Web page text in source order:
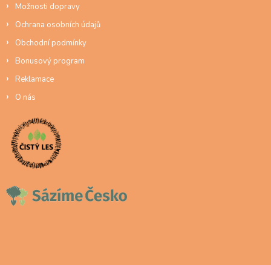
Možnosti dopravy
Ochrana osobních údajů
Obchodní podmínky
Bonusový program
Reklamace
O nás